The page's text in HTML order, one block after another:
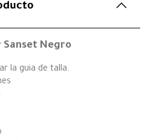
Sanset Negro
la guia de talla.